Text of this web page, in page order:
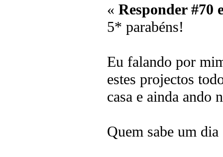
« Responder #70
5* parabéns!
Eu falando por
estes projectos
casa e ainda ando
Quem sabe um